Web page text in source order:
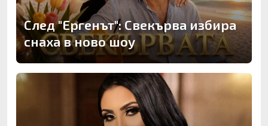
След "Ергенът": Свекърва избира
снаха в ново шоу